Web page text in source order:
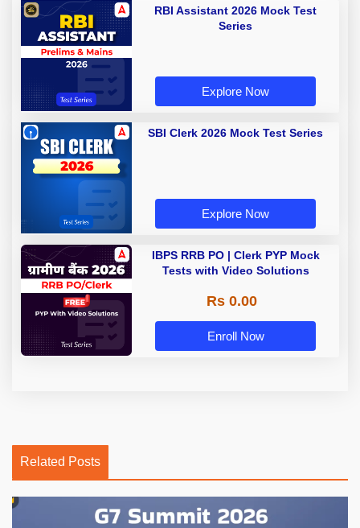
RBI Assistant 2026 Mock Test
Series
Explore Now
SBI Clerk 2026 Mock Test Series
Explore Now
IBPS RRB PO | Clerk PYP Mock
Tests with Video Solutions
Rs 0.00
Enroll Now
Related Posts